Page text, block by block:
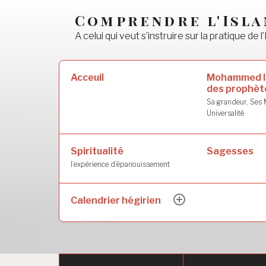
Comprendre
A celui qui veut s’instruire sur la pratique de
Acceuil
Mohammed
des
Sa grandeur, Ses
Universalité
Spiritualité
l’expérience d’épanouissement
Sagesses
Calendrier hégirien
ouvrir
sous-